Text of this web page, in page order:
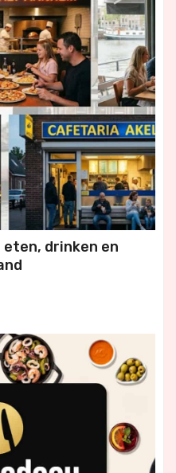
drinken en